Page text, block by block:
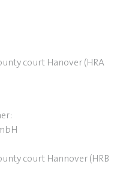
court Hanover (HRA
court Hannover (HRB